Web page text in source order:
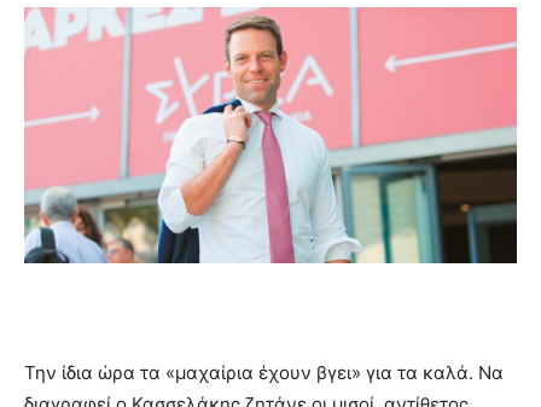
Την ίδια ώρα τα «μαχαίρια έχουν βγει» για τα καλά. Να